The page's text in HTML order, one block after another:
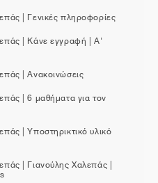
| Γενικές πληροφορίες
| Κάνε εγγραφή | Α'
| Ανακοινώσεις
| 6 μαθήματα για τον
| Υποστηρικτικό υλικό
| Γιανούλης Χαλεπάς |